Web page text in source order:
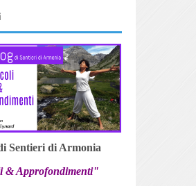
Sentieri di Armonia
& Approfondimenti"